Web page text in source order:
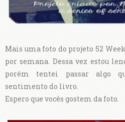
Mais uma foto do projeto 52
por semana. Dessa vez estou
porém tentei passar algo
sentimento do livro.
Espero que vocês gostem da foto.